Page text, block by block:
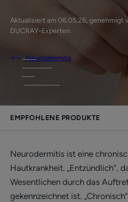
Aktualisiert am 06.05.26, genehmigt
DUCRAY-Experten.
Neurodermitis
EMPFOHLENE PRODUKTE
Neurodermitis ist eine
Hautkrankheit. „Entzündlich“,
Wesentlichen durch das
gekennzeichnet ist.